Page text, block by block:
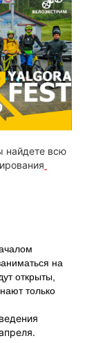
найдете всю
на
открыты,
только